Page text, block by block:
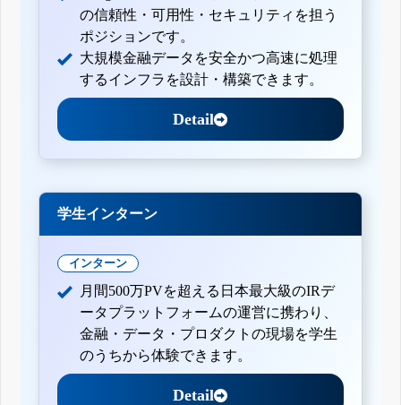
の信頼性・可用性・セキュリティを担う
ポジションです。
大規模金融データを安全かつ高速に処理
するインフラを設計・構築できます。
Detail
学生インターン
インターン
月間500万PVを超える日本最大級のIRデ
ータプラットフォームの運営に携わり、
金融・データ・プロダクトの現場を学生
のうちから体験できます。
Detail